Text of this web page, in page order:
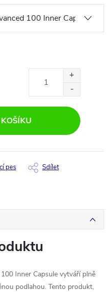
pes Sdílet
Inner Capsule vytváří plně
podlahou. Tento produkt,